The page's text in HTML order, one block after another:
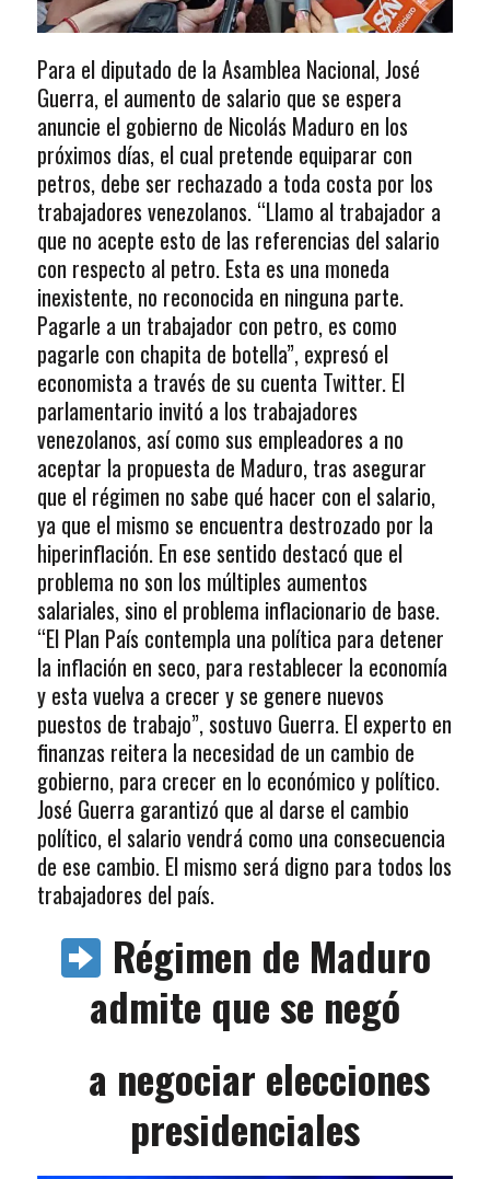
Para el diputado de la Asamblea Nacional, José
Guerra, el aumento de salario que se espera
anuncie el gobierno de Nicolás Maduro en los
próximos días, el cual pretende equiparar con
petros, debe ser rechazado a toda costa por los
trabajadores venezolanos. “Llamo al trabajador a
que no acepte esto de las referencias del salario
con respecto al petro. Esta es una moneda
inexistente, no reconocida en ninguna parte.
Pagarle a un trabajador con petro, es como
pagarle con chapita de botella”, expresó el
economista a través de su cuenta Twitter. El
parlamentario invitó a los trabajadores
venezolanos, así como sus empleadores a no
aceptar la propuesta de Maduro, tras asegurar
que el régimen no sabe qué hacer con el salario,
ya que el mismo se encuentra destrozado por la
hiperinflación. En ese sentido destacó que el
problema no son los múltiples aumentos
salariales, sino el problema inflacionario de base.
“El Plan País contempla una política para detener
la inflación en seco, para restablecer la economía
y esta vuelva a crecer y se genere nuevos
puestos de trabajo”, sostuvo Guerra. El experto en
finanzas reitera la necesidad de un cambio de
gobierno, para crecer en lo económico y político.
José Guerra garantizó que al darse el cambio
político, el salario vendrá como una consecuencia
de ese cambio. El mismo será digno para todos los
trabajadores del país.
Régimen de Maduro
admite que se negó
a negociar elecciones
presidenciales